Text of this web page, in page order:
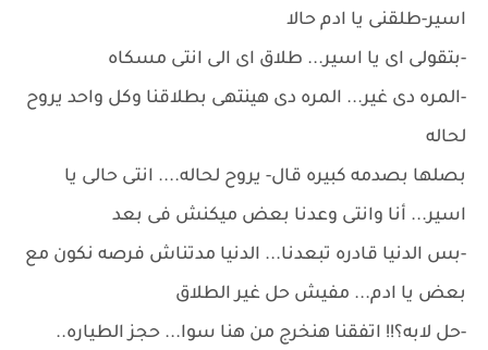
اسير-طلقنى يا ادم حالا
-بتقولى اى يا اسير... طلاق اى الى انتى مسكاه
-المره دى غير... المره دى هينتهى بطلاقنا وكل واحد يروح
لحاله
بصلها بصدمه كبيره قال- يروح لحاله.... انتى حالى يا
اسير... أنا وانتى وعدنا بعض ميكنش فى بعد
-بس الدنيا قادره تبعدنا... الدنيا مدتناش فرصه نكون مع
بعض يا ادم... مفيش حل غير الطلاق
-حل لابه؟!! اتفقنا هنخرج من هنا سوا... حجز الطياره..